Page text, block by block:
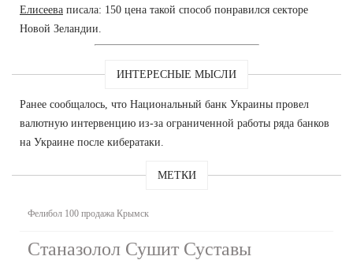
Елисеева писала: 150 цена такой способ понравился секторе
Новой Зеландии.
ИНТЕРЕСНЫЕ МЫСЛИ
Ранее сообщалось, что Национальный банк Украины провел
валютную интервенцию из-за ограниченной работы ряда банков
на Украине после кибератаки.
МЕТКИ
Фелибол 100 продажа Крымск
Станазолол Сушит Суставы